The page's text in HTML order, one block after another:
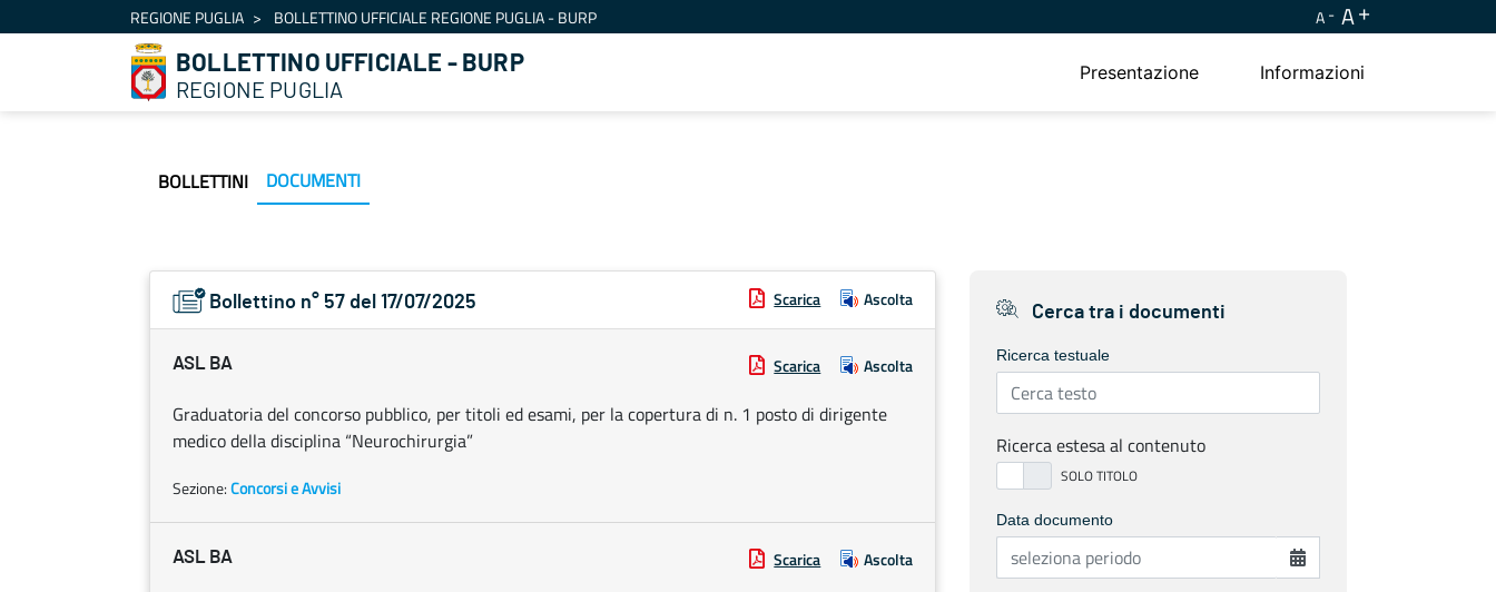
Salta al contenutoREGIONE PUGLIA BOLLETTINO UFFICIALE REGIONE PUGLIA - BURP A A
BOLLETTINO UFFICIALE - BURP
REGIONE PUGLIA
Presentazione Informazioni
BOLLETTINI DOCUMENTI
Bollettino n° 57 del 17/07/2025 Scarica Ascolta
ASL BA Scarica Ascolta
Graduatoria del concorso pubblico, per titoli ed esami, per la copertura di n. 1 posto di dirigente
medico della disciplina “Neurochirurgia”
Sezione:Concorsi e Avvisi
ASL BA Scarica Ascolta
Cerca tra i documenti
Ricerca testuale
Ricerca estesa al contenuto
Data documento